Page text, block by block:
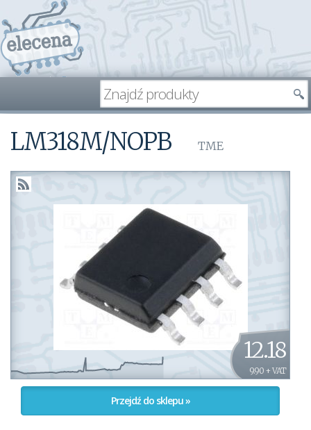
LM318M/NOPB TME
12.18
9.90 + VAT
Przejdź do sklepu »